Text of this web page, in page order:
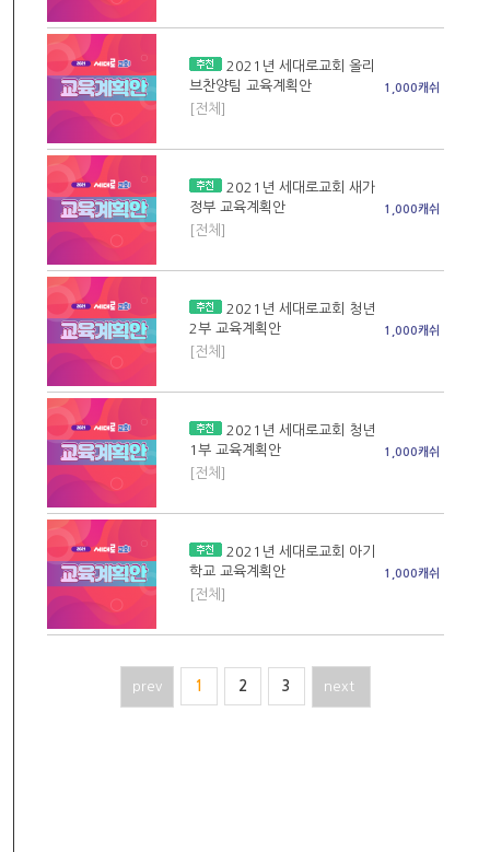
2021년 세대로교회 올리
브찬양팀 교육계획안
[전체]
1,000캐쉬
2021년 세대로교회 새가
정부 교육계획안
[전체]
1,000캐쉬
2021년 세대로교회 청년
2부 교육계획안
[전체]
1,000캐쉬
2021년 세대로교회 청년
1부 교육계획안
[전체]
1,000캐쉬
2021년 세대로교회 아기
학교 교육계획안
[전체]
1,000캐쉬
prev 1 2 3 next